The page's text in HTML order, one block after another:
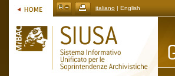
italiano | English